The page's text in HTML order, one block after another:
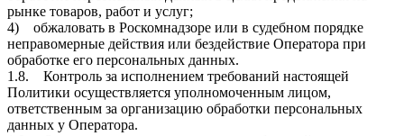
рынке товаров, работ и услуг;
4) обжаловать в Роскомнадзоре или в судебном порядке
неправомерные действия или бездействие Оператора при
обработке его персональных данных.
1.8. Контроль за исполнением требований настоящей
Политики осуществляется уполномоченным лицом,
ответственным за организацию обработки персональных
данных у Оператора.